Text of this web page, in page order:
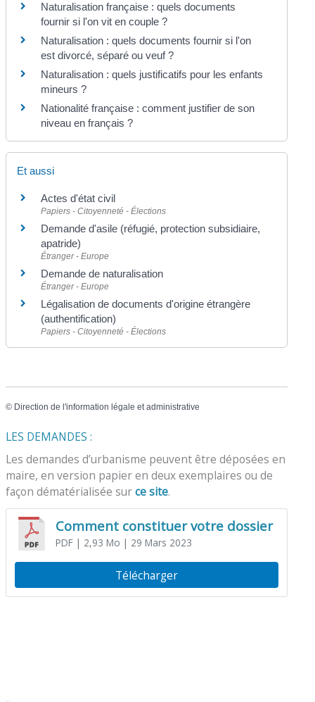
Naturalisation française : quels documents
fournir si l'on vit en couple ?
Naturalisation : quels documents fournir si l'on
est divorcé, séparé ou veuf ?
Naturalisation : quels justificatifs pour les enfants
mineurs ?
Nationalité française : comment justifier de son
niveau en français ?
Et aussi
Actes d'état civil
Papiers - Citoyenneté - Élections
Demande d'asile (réfugié, protection subsidiaire,
apatride)
Étranger - Europe
Demande de naturalisation
Étranger - Europe
Légalisation de documents d'origine étrangère
(authentification)
Papiers - Citoyenneté - Élections
© Direction de l'information légale et administrative
LES DEMANDES :
Les demandes d’urbanisme peuvent être déposées en
maire, en version papier en deux exemplaires ou de
façon dématérialisée surce site.
Comment constituer votre dossier
PDF| 2,93 Mo | 29 Mars 2023
Télécharger